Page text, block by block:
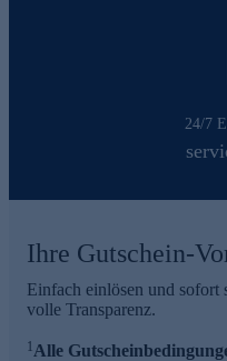
24/7
Ihre Gutschein-
Einfach einlösen und sofort
volle Transparenz.
1Alle